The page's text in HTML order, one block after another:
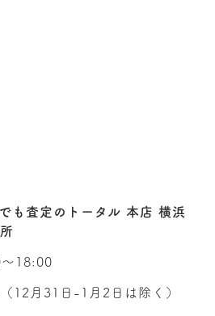
も査定のトータル 本店 横浜
18:00
12月31日-1月2日は除く）